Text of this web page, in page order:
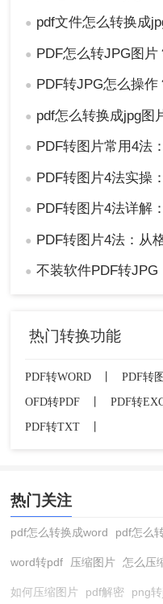
● pdf文件怎么转换成jpg？
● PDF怎么转JPG图片
● PDF转JPG怎么操作？四
● pdf怎么转换成jpg图片？从
● PDF转图片常用4法：
● PDF转图片4法实操：从
● PDF转图片4法详解：输
● PDF转图片4法：从格式
● 不装软件PDF转JPG：4种
热门转换功能
PDF转WORD PDF转
OFD转PDF
PDF转
PDF转TXT
热门关注
pdf怎么转换成word pdf怎么
word转pdf 压缩图片 怎么压
如何压缩图片 pdf解密 png